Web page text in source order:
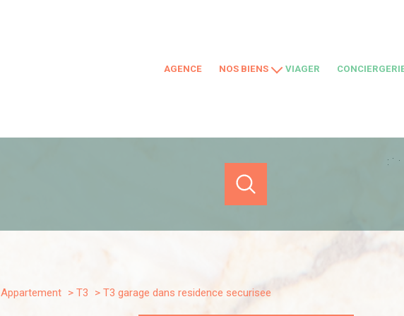
AGENCE NOS BIENS VIAGER
Appartement T3 t3 garage dans residence securisee